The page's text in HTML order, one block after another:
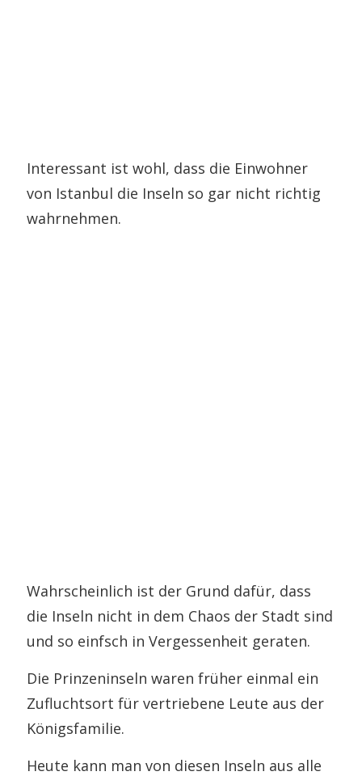
Interessant ist wohl, dass die Einwohner
von Istanbul die Inseln so gar nicht richtig
wahrnehmen.
Wahrscheinlich ist der Grund dafür, dass
die Inseln nicht in dem Chaos der Stadt sind
und so einfsch in Vergessenheit geraten.
Die Prinzeninseln waren früher einmal ein
Zufluchtsort für vertriebene Leute aus der
Königsfamilie.
Heute kann man von diesen Inseln aus alle